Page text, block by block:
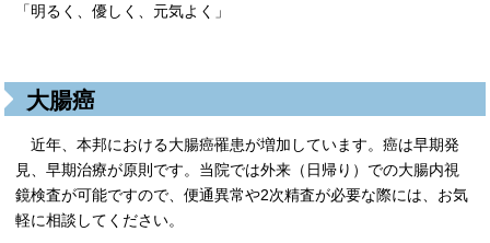
「明るく、優しく、元気よく」
大腸癌
近年、本邦における大腸癌罹患が増加しています。癌は早期発
見、早期治療が原則です。当院では外来（日帰り）での大腸内視
鏡検査が可能ですので、便通異常や2次精査が必要な際には、お気
軽に相談してください。